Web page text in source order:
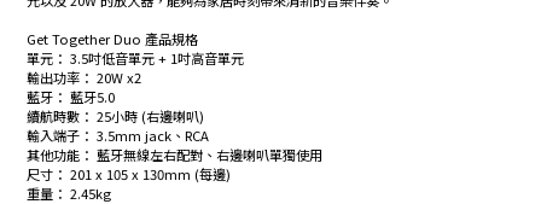
Get Together Duo 產品規格
單元： 3.5吋低音單元 + 1吋高音單元
輸出功率： 20W x2
藍牙： 藍牙5.0
續航時數： 25小時 (右邊喇叭)
輸入端子： 3.5mm jack、RCA
其他功能： 藍牙無線左右配對、右邊喇叭單獨使用
尺寸： 201 x 105 x 130mm (每邊)
重量： 2.45kg